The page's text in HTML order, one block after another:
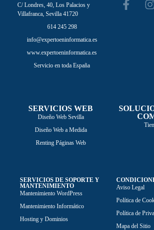
C/ Londres, 40, Los Palacios y
Villafranca, Sevilla 41720
614 245 298
info@expertoeninformatica.es
www.expertoeninformatica.es
Servicio en toda España
SERVICIOS WEB
Diseño Web Sevilla
Diseño Web a Medida
Renting Páginas Web
SERVICIOS DE SOPORTE Y
MANTENIMIENTO
Mantenimiento WordPress
Mantenimiento Informático
Hosting y Dominios
Aviso Legal
Política de
Política de
Mapa del Sitio